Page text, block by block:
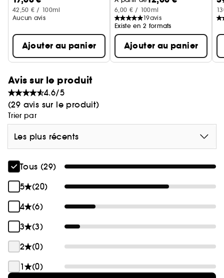
42,50 € / 100ml
Aucun avis
Ajouter au panier
6,00 € / 100ml
19avis
Existe en 2 formats
Ajouter au panier
Avis sur le produit
4.6/5
(29 avis sur le produit)
Trier par
Les plus récents
Tous (29)
5
(20)
4
(6)
3
(3)
2
(0)
1
(0)